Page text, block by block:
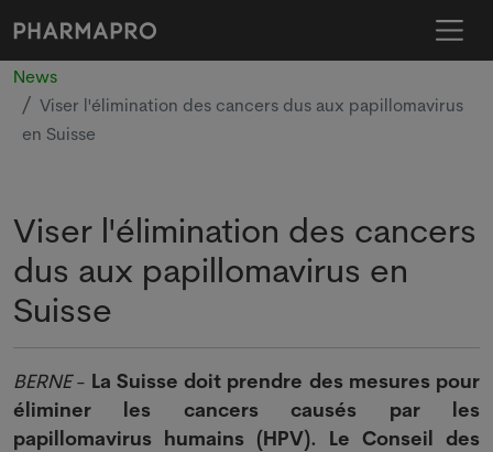
News
Viser l'élimination des cancers dus aux papillomavirus
en Suisse
Viser l'élimination des cancers
dus aux papillomavirus en
Suisse
BERNE- La Suisse doit prendre des mesures pour
éliminer les cancers causés par les
papillomavirus humains (HPV). Le Conseil des